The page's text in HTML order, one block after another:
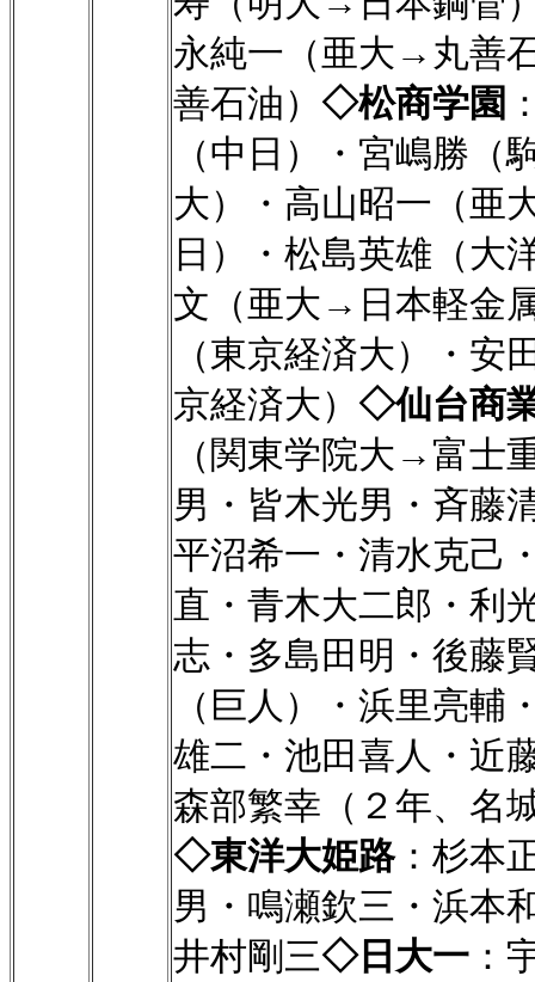
永純一（亜大→丸善
善石油） ◇松商学園
（中日）・宮嶋勝
大）・高山昭一（亜
日）・松島英雄（大
文（亜大→日本軽金
（東京経済大）・
京経済大） ◇仙台商
（関東学院大→富士
男・皆木光男・斉藤
平沼希一・清水克己
直・青木大二郎・利
志・多島田明・後藤
（巨人）・浜里亮
雄二・池田喜人・近
森部繁幸（２年、名
◇東洋大姫路：杉本
男・鳴瀬欽三・浜本
井村剛三◇日大一 ：